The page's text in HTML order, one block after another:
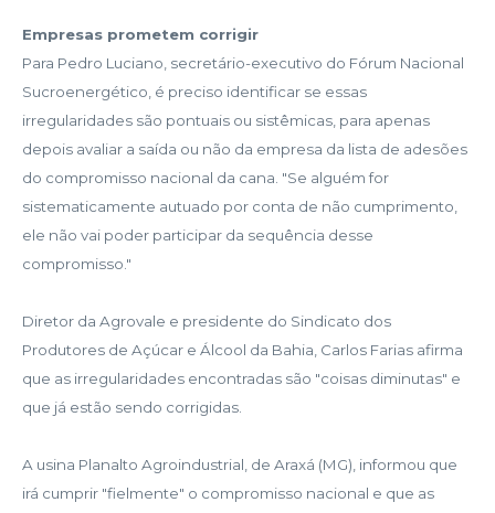
Empresas prometem corrigir
Para Pedro Luciano, secretário-executivo do Fórum Nacional
Sucroenergético, é preciso identificar se essas
irregularidades são pontuais ou sistêmicas, para apenas
depois avaliar a saída ou não da empresa da lista de adesões
do compromisso nacional da cana. "Se alguém for
sistematicamente autuado por conta de não cumprimento,
ele não vai poder participar da sequência desse
compromisso."
Diretor da Agrovale e presidente do Sindicato dos
Produtores de Açúcar e Álcool da Bahia, Carlos Farias afirma
que as irregularidades encontradas são "coisas diminutas" e
que já estão sendo corrigidas.
A usina Planalto Agroindustrial, de Araxá (MG), informou que
irá cumprir "fielmente" o compromisso nacional e que as